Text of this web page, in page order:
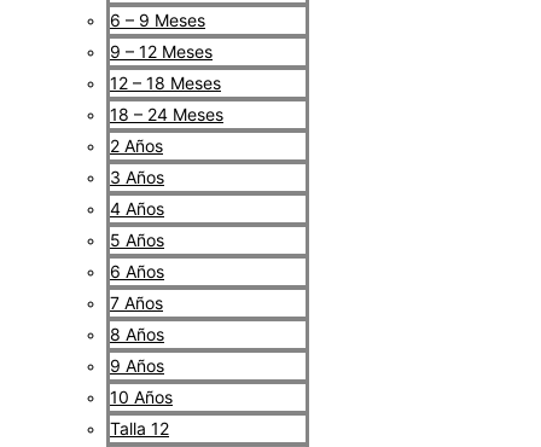
6 – 9 Meses
9 – 12 Meses
12 – 18 Meses
18 – 24 Meses
2 Años
3 Años
4 Años
5 Años
6 Años
7 Años
8 Años
9 Años
10 Años
Talla 12